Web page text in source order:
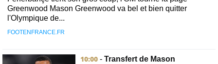
Greenwood Mason Greenwood va bel et bien quitter
l'Olympique de...
FOOTENFRANCE.FR
10:00 - Transfert de Mason